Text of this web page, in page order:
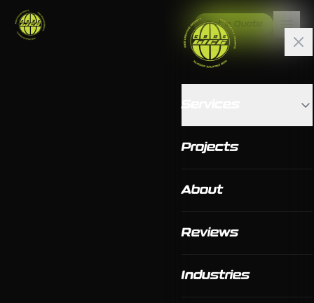
Get a Quote
Projects
About
Reviews
Industries